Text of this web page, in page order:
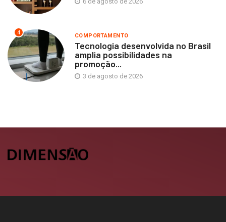
4 COMPORTAMENTO
Tecnologia desenvolvida no Brasil
amplia possibilidades na
promoção...
3 de agosto de 2026